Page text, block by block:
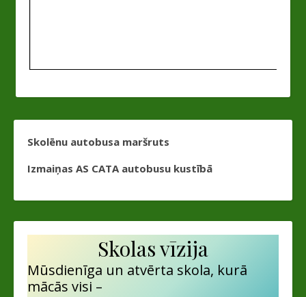
Skolēnu autobusa maršruts
Izmaiņas AS CATA autobusu kustībā
Skolas vīzija
Mūsdienīga un atvērta skola, kurā
mācās visi –